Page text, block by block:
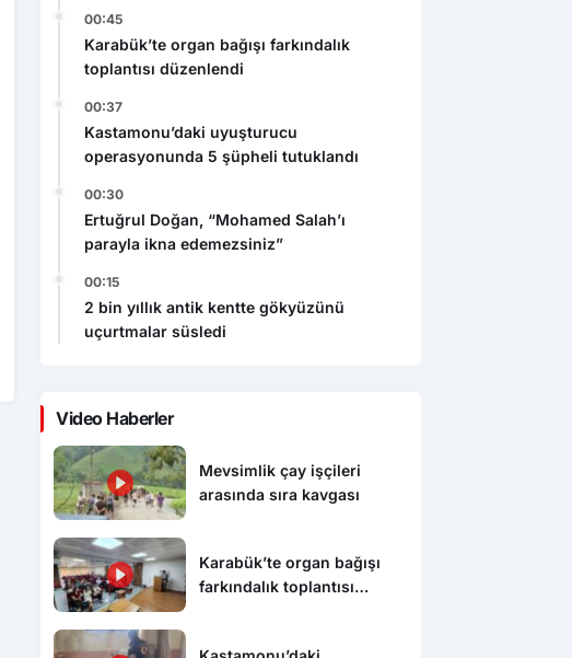
00:45
Karabük’te organ bağışı farkındalık
toplantısı düzenlendi
00:37
Kastamonu’daki uyuşturucu
operasyonunda 5 şüpheli tutuklandı
00:30
Ertuğrul Doğan, “Mohamed Salah’ı
parayla ikna edemezsiniz”
00:15
2 bin yıllık antik kentte gökyüzünü
uçurtmalar süsledi
Video Haberler
Mevsimlik çay işçileri
arasında sıra kavgası
Karabük’te organ bağışı
farkındalık toplantısı